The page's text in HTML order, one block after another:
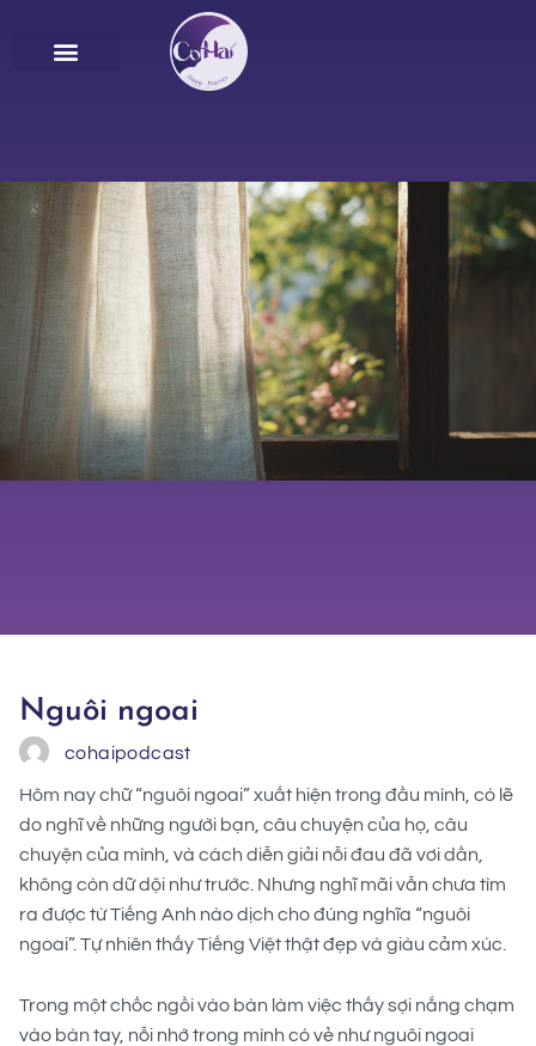
Nguôi ngoai
cohaipodcast
Hôm nay chữ “nguôi ngoai” xuất hiện trong đầu mình, có lẽ
do nghĩ về những người bạn, câu chuyện của họ, câu
chuyện của mình, và cách diễn giải nỗi đau đã vơi dần,
không còn dữ dội như trước. Nhưng nghĩ mãi vẫn chưa tìm
ra được từ Tiếng Anh nào dịch cho đúng nghĩa “nguôi
ngoai”. Tự nhiên thấy Tiếng Việt thật đẹp và giàu cảm xúc.
Trong một chốc ngồi vào bàn làm việc thấy sợi nắng chạm
vào bàn tay, nỗi nhớ trong mình có vẻ như nguôi ngoai